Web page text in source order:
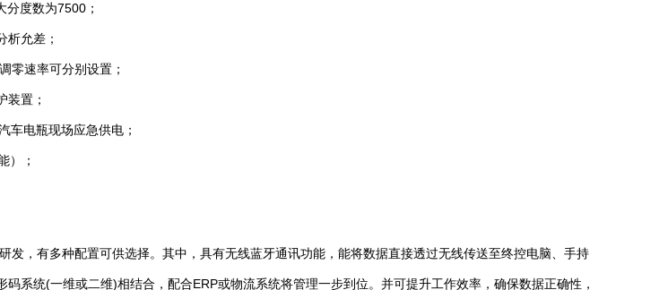
度数为7500；
析允差；
零速率可分别设置；
装置；
车电瓶现场应急供电；
）；
发，有多种配置可供选择。其中，具有无线蓝牙通讯功能，能将数据直接透过无线传送至终控电脑、手持
系统(一维或二维)相结合，配合ERP或物流系统将管理一步到位。并可提升工作效率，确保数据正确性，